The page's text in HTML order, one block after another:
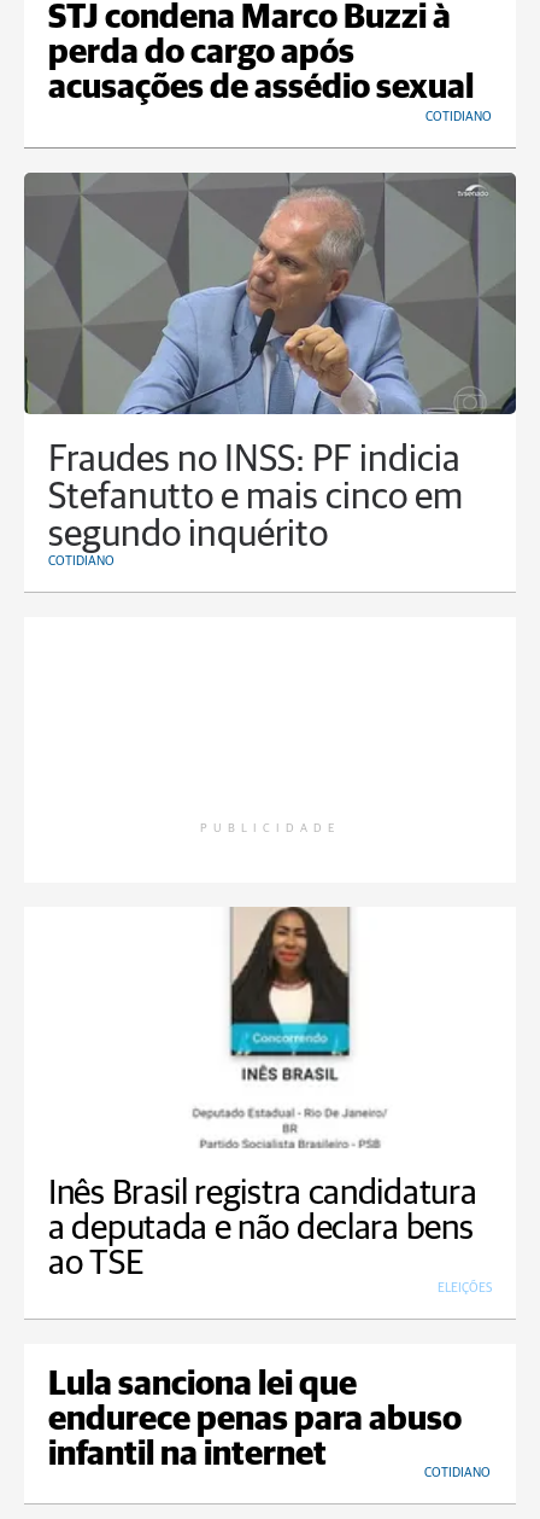
STJ condena Marco Buzzi à
perda do cargo após
acusações de assédio sexual
COTIDIANO
Fraudes no INSS: PF indicia
Stefanutto e mais cinco em
segundo inquérito
COTIDIANO
PUBLICIDADE
Inês Brasil registra candidatura
a deputada e não declara bens
ao TSE
ELEIÇÕES
Lula sanciona lei que
endurece penas para abuso
infantil na internet
COTIDIANO